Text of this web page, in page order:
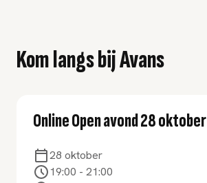
Kom langs bij Avans
Online Open avond 28 oktober
28 oktober
19:00 - 21:00